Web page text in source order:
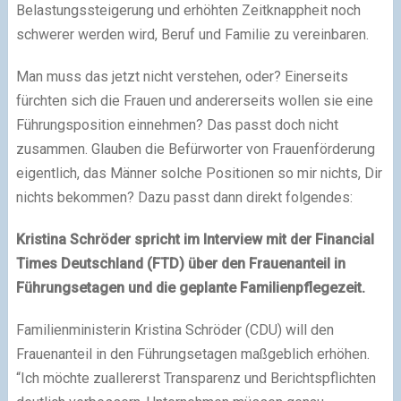
Belastungssteigerung und erhöhten Zeitknappheit noch
schwerer werden wird, Beruf und Familie zu vereinbaren.
Man muss das jetzt nicht verstehen, oder? Einerseits
fürchten sich die Frauen und andererseits wollen sie eine
Führungsposition einnehmen? Das passt doch nicht
zusammen. Glauben die Befürworter von Frauenförderung
eigentlich, das Männer solche Positionen so mir nichts, Dir
nichts bekommen? Dazu passt dann direkt folgendes:
Kristina Schröder spricht im Interview mit der Financial
Times Deutschland (FTD) über den Frauenanteil in
Führungsetagen und die geplante Familienpflegezeit.
Familienministerin Kristina Schröder (CDU) will den
Frauenanteil in den Führungsetagen maßgeblich erhöhen.
“Ich möchte zuallererst Transparenz und Berichtspflichten